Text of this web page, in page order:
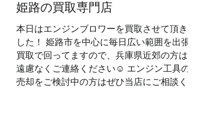
姫路の買取専門店
本日はエンジンブロワーを買取させて頂きま
した！ 姫路市を中心に毎日広い範囲を出張
買取で回ってますので、兵庫県近郊の方はご
遠慮なくご連絡ください☺ エンジン工具の
売却をご検討中の方はぜひ当店にご相談くだ